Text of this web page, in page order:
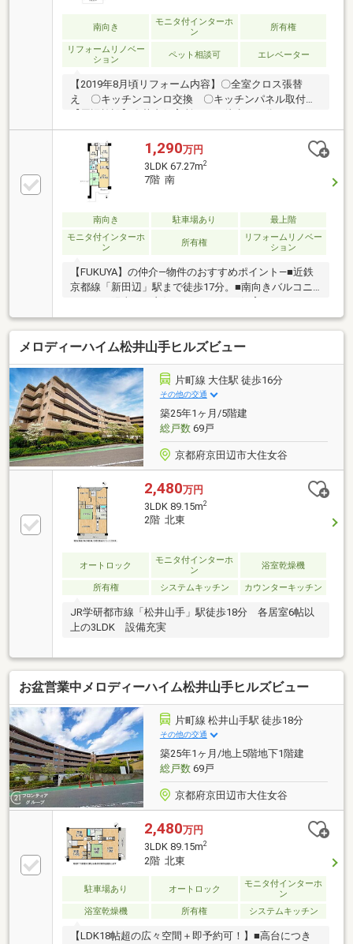
南向き
モニタ付インターホ
ン
所有権
リフォームリノベー
ション
ペット相談可 エレベーター
【2019年8月頃リフォーム内容】〇全室クロス張替
え 〇キッチンコンロ交換 〇キッチンパネル取付
０ｍ）〇ファミリーマート京田辺草内店まで 徒歩６
分（４１０ｍ）〇ローソン京田辺草内店まで 徒歩８
分（５８０ｍ）〇業務スーパー京田辺店まで 徒歩１
１分（８８０ｍ）〇草内郵便局まで 徒歩１７分（１
３００ｍ）☆周辺施設も充実♪
1,290万円
3LDK 67.27m2
7階 南
南向き 駐車場あり
最上階
モニタ付インターホ
ン
所有権
リフォームリノベー
ション
【FUKUYA】の仲介―物件のおすすめポイント―■近鉄
京都線「新田辺」駅まで徒歩17分。■南向きバルコニ
ン（規約による制限有）■全居室収納スペース付きで
お部屋をすっきりとお使いいただけます！【リフォー
ム歴】◎2019年7月：■風呂・トイレ・洗面台新調
◎2025年3月：■クロス張替（壁のみ：全居室・玄関廊
下、壁・天井：LDK） ■洋室2室カーペット貼替 ■
和室襖張替、パーテーション造作〈近隣施設〉●業務
スーパー京田辺店まで約860m●ファミリーマート 京田
辺草内店まで約410m
メロディーハイム松井山手ヒルズビュー
片町線 大住駅 徒歩16分
その他の交通
築25年1ヶ月/5階建
総戸数69戸
京都府京田辺市大住女谷
2,480万円
3LDK 89.15m2
2階 北東
オートロック
モニタ付インターホ
ン
浴室乾燥機
所有権 システムキッチン カウンターキッチン
JR学研都市線「松井山手」駅徒歩18分 各居室6帖以
上の3LDK 設備充実
お盆営業中メロディーハイム松井山手ヒルズビュー
片町線 松井山手駅 徒歩18分
その他の交通
築25年1ヶ月/地上5階地下1階建
総戸数69戸
京都府京田辺市大住女谷
2,480万円
3LDK 89.15m2
2階 北東
駐車場あり オートロック
モニタ付インターホ
ン
浴室乾燥機
所有権 システムキッチン
【LDK18帖超の広々空間＋即予約可！】■高台につき